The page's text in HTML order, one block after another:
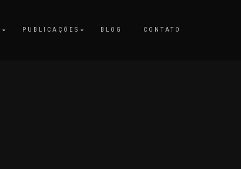
PUBLICAÇÕES BLOG CONTATO